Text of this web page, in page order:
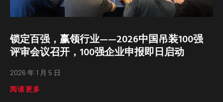
锁定百强，赢领行业——2026中国吊装100强
评审会议召开，100强企业申报即日启动
阅读更多